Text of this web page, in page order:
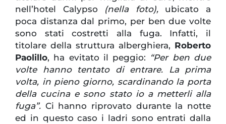
nell’hotel Calypso (nella foto),ubicato a
poca distanza dal primo, per ben due volte
sono stati costretti alla fuga. Infatti, il
titolare della struttura alberghiera, Roberto
Paolillo, ha evitato il peggio: “Per ben due
volte hanno tentato di entrare. La prima
volta, in pieno giorno, scardinando la porta
della cucina e sono stato io a metterli alla
fuga”. Ci hanno riprovato durante la notte
ed in questo caso i ladri sono entrati dalla